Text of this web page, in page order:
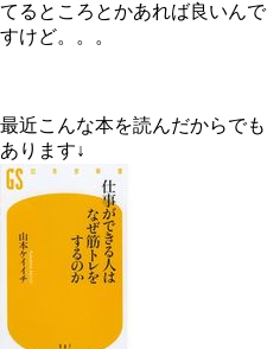
てるところとかあれば良いんで
すけど。。。
最近こんな本を読んだからでも
あります↓